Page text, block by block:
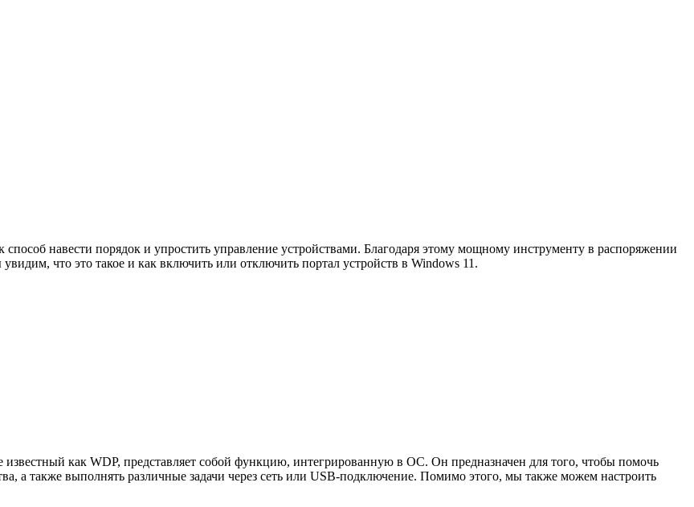
навести порядок и упростить управление устройствами. Благодаря этому мощному инструменту в распоряжении
что это такое и как включить или отключить портал устройств в Windows 11.
как WDP, представляет собой функцию, интегрированную в ОС. Он предназначен для того, чтобы помочь
а также выполнять различные задачи через сеть или USB-подключение. Помимо этого, мы также можем настроить